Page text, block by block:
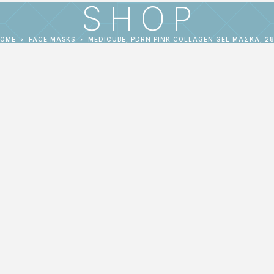
SHOP
FACE MASKS MEDICUBE, PDRN PINK COLLAGEN GEL ΜΆΣΚΑ,